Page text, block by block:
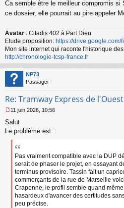
e
s
g
e
n
o
n
l
u
Ca semble être le meilleur compromis
ce dossier, elle pourrait au pire appeler
Avatar : Citadis 402 à Part Dieu
Etude proposition: https://
Mon site internet qui raconte l'historique
http://chronologie-tcsp-france.fr
NP73
Passager
Re: Tramway Express de
e
s
11 juin 2026, 10:56
Salut
Le problème est :
Pas vraiment compatible avec la DUP
serait de phaser le projet, en essayant
terminus provisoire. Tassin fait un
commerçants de la rue de Marseille
Craponne, le profil semble quand
hasardeux d'avancer des certitudes
peu précise.